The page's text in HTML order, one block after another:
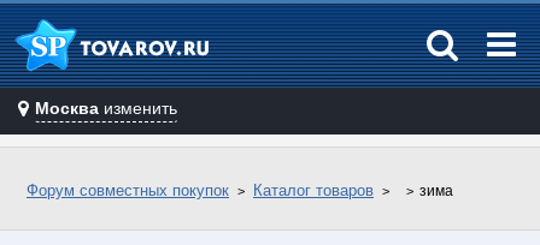
Москва изменить
Форум совместных покупок Каталог товаров зима